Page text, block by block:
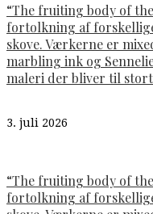
“The fruiting body of
fortolkning af
skove. Værkerne er
marbling ink og
maleri der bliver til
3. juli 2026
“The fruiting body of
fortolkning af